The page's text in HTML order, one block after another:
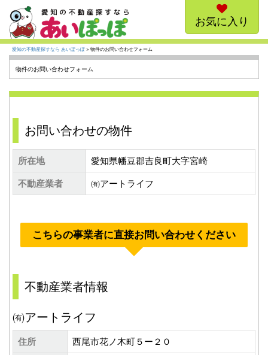
お気に入り
愛知の不動産探すなら あいぽっぽ> 物件のお問い合わせフォーム
物件のお問い合わせフォーム
お問い合わせの物件
所在地
愛知県幡豆郡吉良町大字宮崎
不動産業者
㈲アートライフ
こちらの事業者に直接お問い合わせください
不動産業者情報
㈲アートライフ
住所
西尾市花ノ木町５ー２０